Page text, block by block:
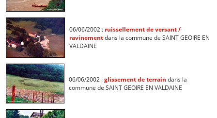
06/06/2002 : ruissellement de versant /
ravinementdans la commune de SAINT GEOIRE EN
VALDAINE
06/06/2002 :glissement de terrain dans la
commune de SAINT GEOIRE EN VALDAINE